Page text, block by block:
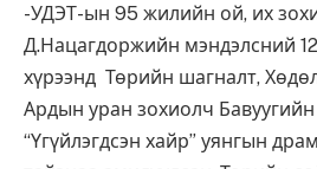
-УДЭТ-ын 95 жилийн ой, их
Д.Нацагдоржийн мэндэлсний
хүрээнд Төрийн шагналт,
Ардын уран зохиолч Бавуугийн
“Үгүйлэгдсэн хайр” уянгын